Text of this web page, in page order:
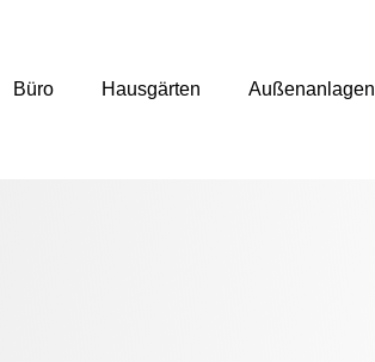
Büro Hausgärten Außenanlagen